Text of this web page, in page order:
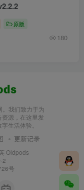
原版
180
。我们致力于为
源，在这里发
生活体验。
更新记录
Oldpods
2
号